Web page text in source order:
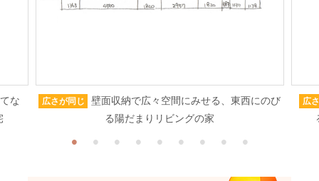
な
広さが同じ
壁面収納で広々空間にみせる、東西にのび
る陽だまりリビングの家
広